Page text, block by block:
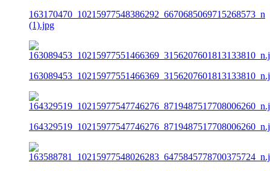
163170470_10215977548386292_6670685069715268573_n
(1).jpg